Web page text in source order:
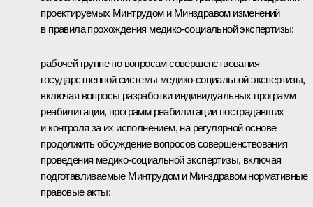
проектируемых Минтрудом и Минздравом изменений
в правила прохождения медико-социальной экспертизы;
рабочей группе по вопросам совершенствования
государственной системы медико-социальной экспертизы,
включая вопросы разработки индивидуальных программ
реабилитации, программ реабилитации пострадавших
и контроля за их исполнением, на регулярной основе
продолжить обсуждение вопросов совершенствования
проведения медико-социальной экспертизы, включая
подготавливаемые Минтрудом и Минздравом нормативные
правовые акты;